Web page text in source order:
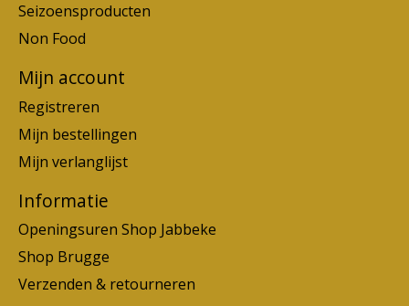
Seizoensproducten
Non Food
Mijn account
Registreren
Mijn bestellingen
Mijn verlanglijst
Informatie
Openingsuren Shop Jabbeke
Shop Brugge
Verzenden & retourneren